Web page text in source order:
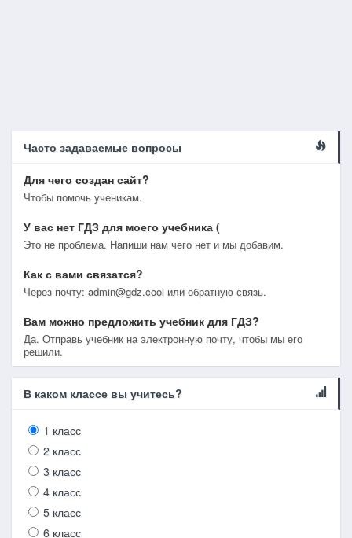
Часто задаваемые вопросы
Для чего создан сайт?
Чтобы помочь ученикам.
У вас нет ГДЗ для моего учебника (
Это не проблема. Напиши нам чего нет и мы добавим.
Как с вами связатся?
Через почту: admin@gdz.cool или обратную связь.
Вам можно предложить учебник для ГДЗ?
Да. Отправь учебник на электронную почту, чтобы мы его
решили.
В каком классе вы учитесь?
1 класс
2 класс
3 класс
4 класс
5 класс
6 класс